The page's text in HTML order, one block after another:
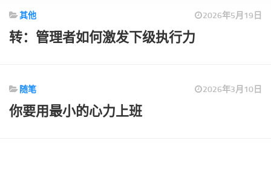
标签
论坛
其他 2026年5月19日
转：管理者如何激发下级执行力
随笔 2026年3月10日
你要用最小的心力上班